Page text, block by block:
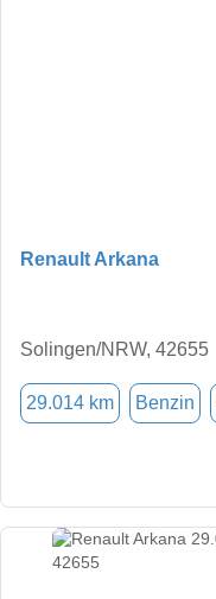
Renault Arkana
Solingen/NRW, 42655
29.014 km Benzin